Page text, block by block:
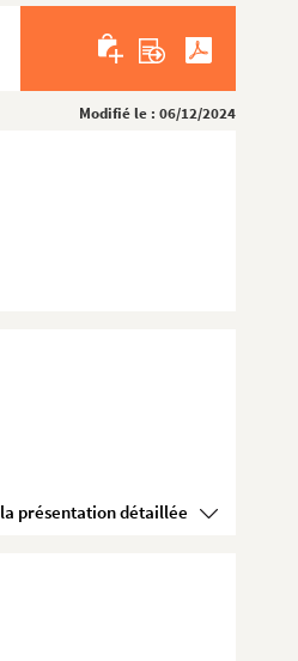
Modifié le : 06/12/2024
Voir la présentation détaillée